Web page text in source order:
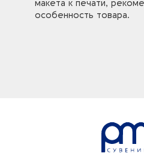
макета к печати,
особенность товара.